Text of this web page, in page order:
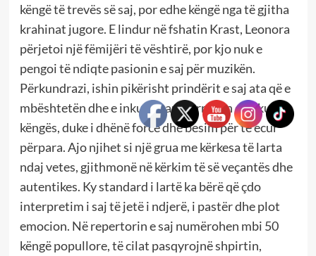
këngë të trevës së saj, por edhe këngë nga të gjitha
krahinat jugore. E lindur në fshatin Krast, Leonora
përjetoi një fëmijëri të vështirë, por kjo nuk e
pengoi të ndiqte pasionin e saj për muzikën.
Përkundrazi, ishin pikërisht prindërit e saj ata që e
mbështetën dhe e inkurajuan në rrugën e bukur të
këngës, duke i dhënë forcë dhe besim për të ecur
përpara. Ajo njihet si një grua me kërkesa të larta
ndaj vetes, gjithmonë në kërkim të së veçantës dhe
autentikes. Ky standard i lartë ka bërë që çdo
interpretim i saj të jetë i ndjerë, i pastër dhe plot
emocion. Në repertorin e saj numërohen mbi 50
këngë popullore, të cilat pasqyrojnë shpirtin,